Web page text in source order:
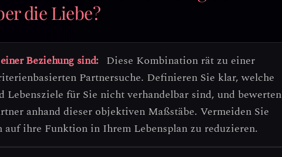
die Liebe?
Beziehung sind: Diese Kombination rät zu einer
Partnersuche. Definieren Sie klar, welche
Lebensziele für Sie nicht verhandelbar sind, und bewerten
anhand dieser objektiven Maßstäbe. Vermeiden Sie
auf ihre Funktion in Ihrem Lebensplan zu reduzieren.